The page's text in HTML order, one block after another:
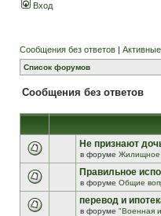
Вход
Сообщения без ответов |
Список форумов
Сообщения без ответов
Не признают
в форуме Жилищное
Правильное
в форуме Общие
перевод и
в форуме "Военная